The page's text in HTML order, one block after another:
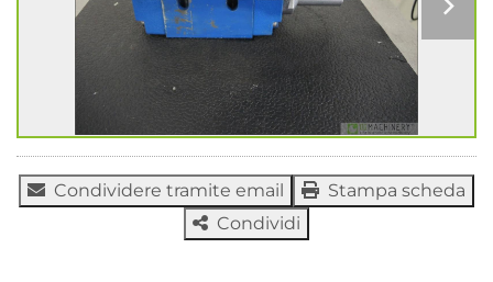
Condividere tramite email
Stampa scheda
Condividi